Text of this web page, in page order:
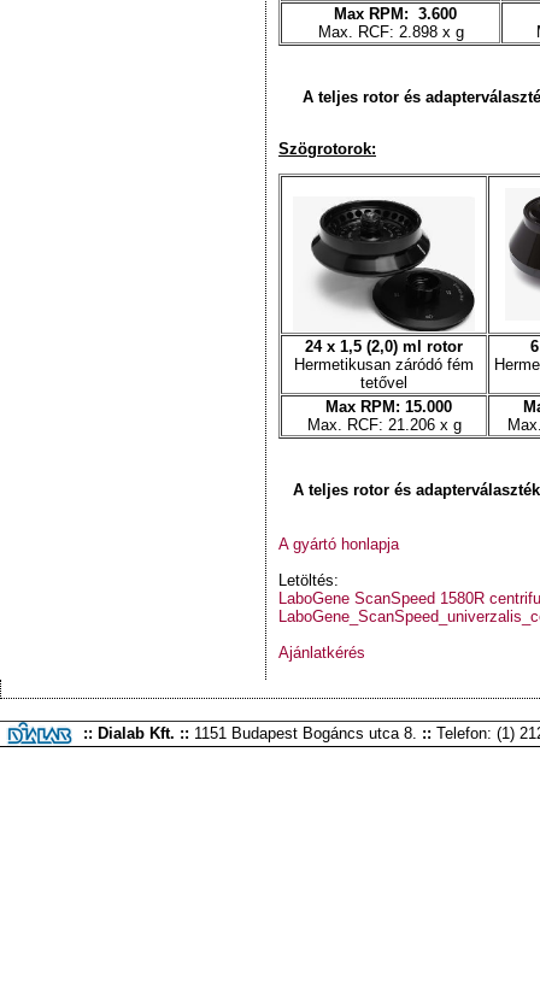
Max RPM: 3.600
Max. RCF: 2.898 x g
A teljes rotor és
Szögrotorok:
24 x 1,5 (2,0) ml rotor
Hermetikusan záródó fém
tetővel
Max RPM: 15.000
Max. RCF: 21.206 x g
A teljes rotor és
A gyártó honlapja
Letöltés:
LaboGene ScanSpeed 1580R
Ajánlatkérés
:: Dialab Kft. :: 1151 Budapest Bogáncs utca 8. :: Telefon: (1)